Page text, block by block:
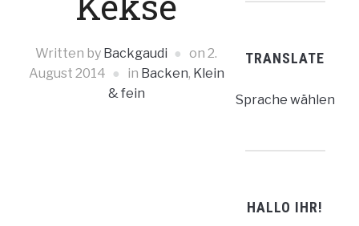
Written by Backgaudi on2.
August 2014
in Backen, Klein
& fein
TRANSLATE
Sprache wählen
HALLO IHR!